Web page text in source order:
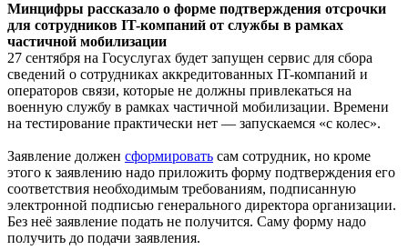
Минцифры рассказало о форме подтверждения отсрочки
для сотрудников IT-компаний от службы в рамках
частичной мобилизации
27 сентября на Госуслугах будет запущен сервис для сбора
сведений о сотрудниках аккредитованных IT-компаний и
операторов связи, которые не должны привлекаться на
военную службу в рамках частичной мобилизации. Времени
на тестирование практически нет — запускаемся «с колес».
Заявление должен сформировать сам сотрудник, но кроме
этого к заявлению надо приложить форму подтверждения его
соответствия необходимым требованиям, подписанную
электронной подписью генерального директора организации.
Без неё заявление подать не получится. Саму форму надо
получить до подачи заявления.